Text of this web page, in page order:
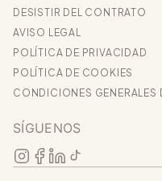
DESISTIR DEL CONTRATO
AVISO LEGAL
POLÍTICA DE PRIVACIDAD
POLÍTICA DE COOKIES
CONDICIONES GENERALES
SÍGUENOS